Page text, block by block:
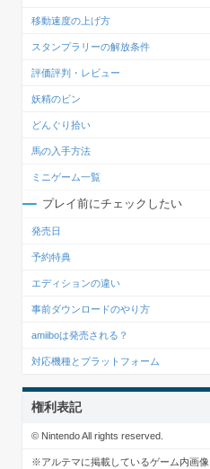
移動速度の上げ方
スタンプラリーの解放条件
評価評判・レビュー
妖精のビン
どんぐり拾い
馬の入手方法
ミニゲーム一覧
プレイ前にチェックしたい
発売日
予約特典
エディションの違い
事前ダウンロードのやり方
amiiboは発売される？
対応機種とプラットフォーム
権利表記
© Nintendo All rights reserved.
※アルテマに掲載しているゲーム内画像